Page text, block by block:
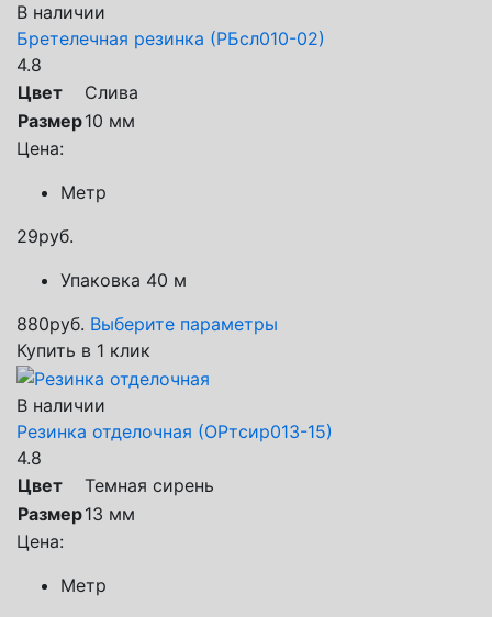
В наличии
Бретелечная резинка (РБсл010-02)
4.8
Цвет
Слива
Размер10 мм
Цена:
Метр
29руб.
Упаковка 40 м
880руб. Выберите параметры
Купить в 1 клик
В наличии
Резинка отделочная (ОРтсир013-15)
4.8
Цвет
Темная сирень
Размер13 мм
Цена:
Метр